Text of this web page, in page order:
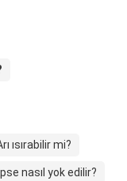
ısırabilir mi?
nasıl yok edilir?